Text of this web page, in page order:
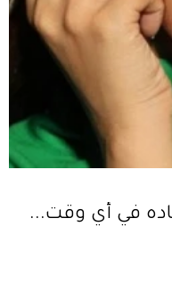
في أي وقت...